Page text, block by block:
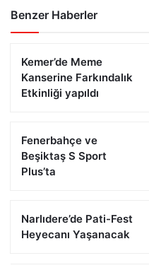
Benzer Haberler
Kemer’de Meme
Kanserine Farkındalık
Etkinliği yapıldı
Fenerbahçe ve
Beşiktaş S Sport
Plus’ta
Narlıdere’de Pati-Fest
Heyecanı Yaşanacak